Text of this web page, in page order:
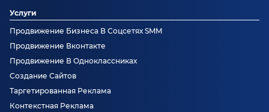
Услуги
Продвижение Бизнеса В Соцсетях SMM
Продвижение Вконтакте
Продвижение В Одноклассниках
Создание Сайтов
Таргетированная Реклама
Контекстная Реклама